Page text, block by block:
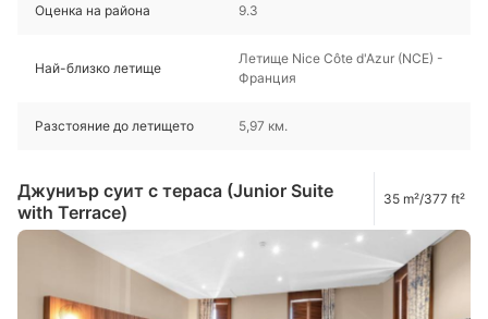
Оценка на района 9.3
Най-близко летище
Летище Nice Côte d'Azur (NCE) -
Франция
Разстояние до летището 5,97 км.
Джуниър суит с тераса (Junior Suite
with Terrace)
35 m²/377 ft²